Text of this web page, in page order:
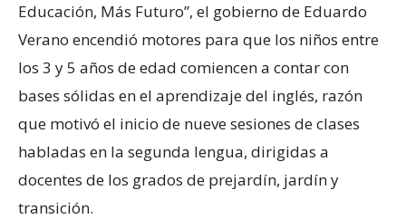
Educación, Más Futuro”, el gobierno de Eduardo
Verano encendió motores para que los niños entre
los 3 y 5 años de edad comiencen a contar con
bases sólidas en el aprendizaje del inglés, razón
que motivó el inicio de nueve sesiones de clases
habladas en la segunda lengua, dirigidas a
docentes de los grados de prejardín, jardín y
transición.